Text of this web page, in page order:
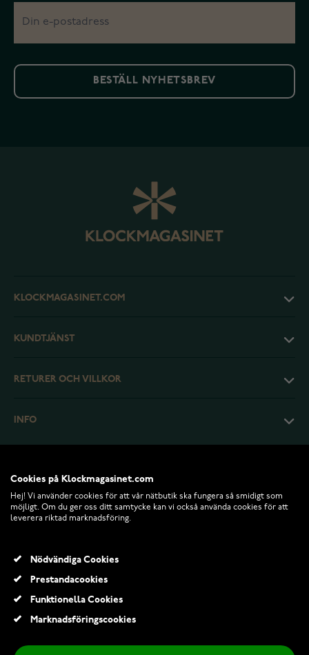
BESTÄLL NYHETSBREV
KLOCKMAGASINET.COM
KUNDTJÄNST
RETURER OCH VILLKOR
INFO
Cookies på Klockmagasinet.com
Hej! Vi använder cookies för att vår nätbutik ska fungera så smidigt som
möjligt. Om du ger oss ditt samtycke kan vi också använda cookies för att
leverera riktad marknadsföring.
Nödvändiga Cookies
Prestandacookies
Funktionella Cookies
Marknadsföringscookies